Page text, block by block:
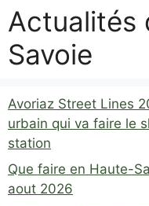
Actualités
Savoie
Avoriaz Street Lines
urbain qui va faire le
station
Que faire en Haute-
aout 2026